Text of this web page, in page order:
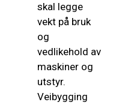
skal legge
vekt på bruk
og
vedlikehold av
maskiner og
utstyr.
Veibygging